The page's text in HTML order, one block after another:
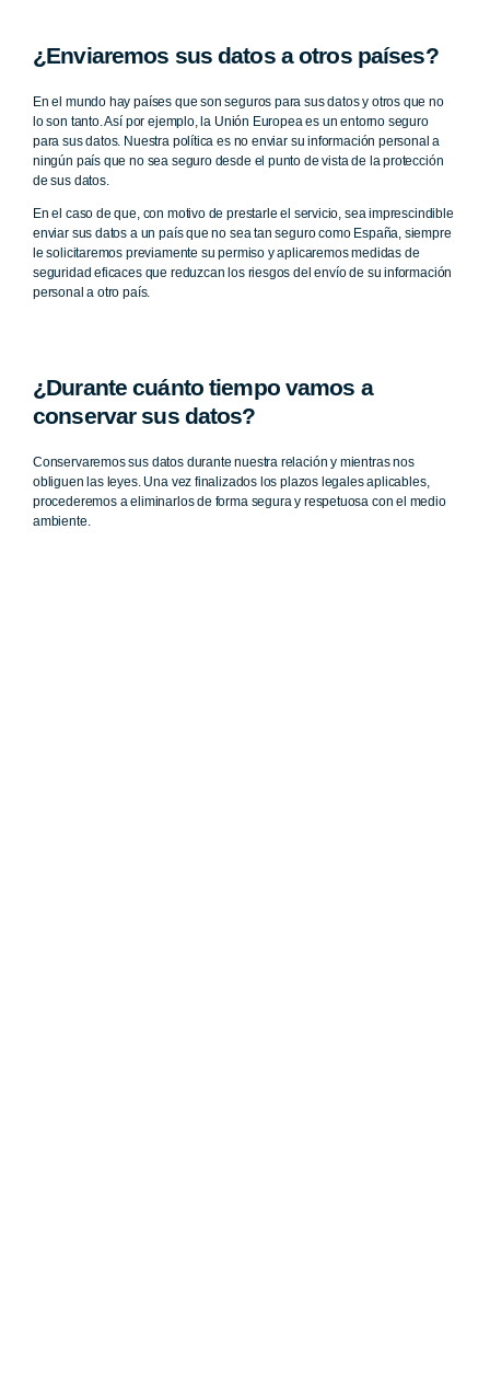
¿Enviaremos sus datos a otros países?
En el mundo hay países que son seguros para sus datos y otros que no
lo son tanto. Así por ejemplo, la Unión Europea es un entorno seguro
para sus datos. Nuestra política es no enviar su información personal a
ningún país que no sea seguro desde el punto de vista de la protección
de sus datos.
En el caso de que, con motivo de prestarle el servicio, sea imprescindible
enviar sus datos a un país que no sea tan seguro como España, siempre
le solicitaremos previamente su permiso y aplicaremos medidas de
seguridad eficaces que reduzcan los riesgos del envío de su información
personal a otro país.
¿Durante cuánto tiempo vamos a
conservar sus datos?
Conservaremos sus datos durante nuestra relación y mientras nos
obliguen las leyes. Una vez finalizados los plazos legales aplicables,
procederemos a eliminarlos de forma segura y respetuosa con el medio
ambiente.